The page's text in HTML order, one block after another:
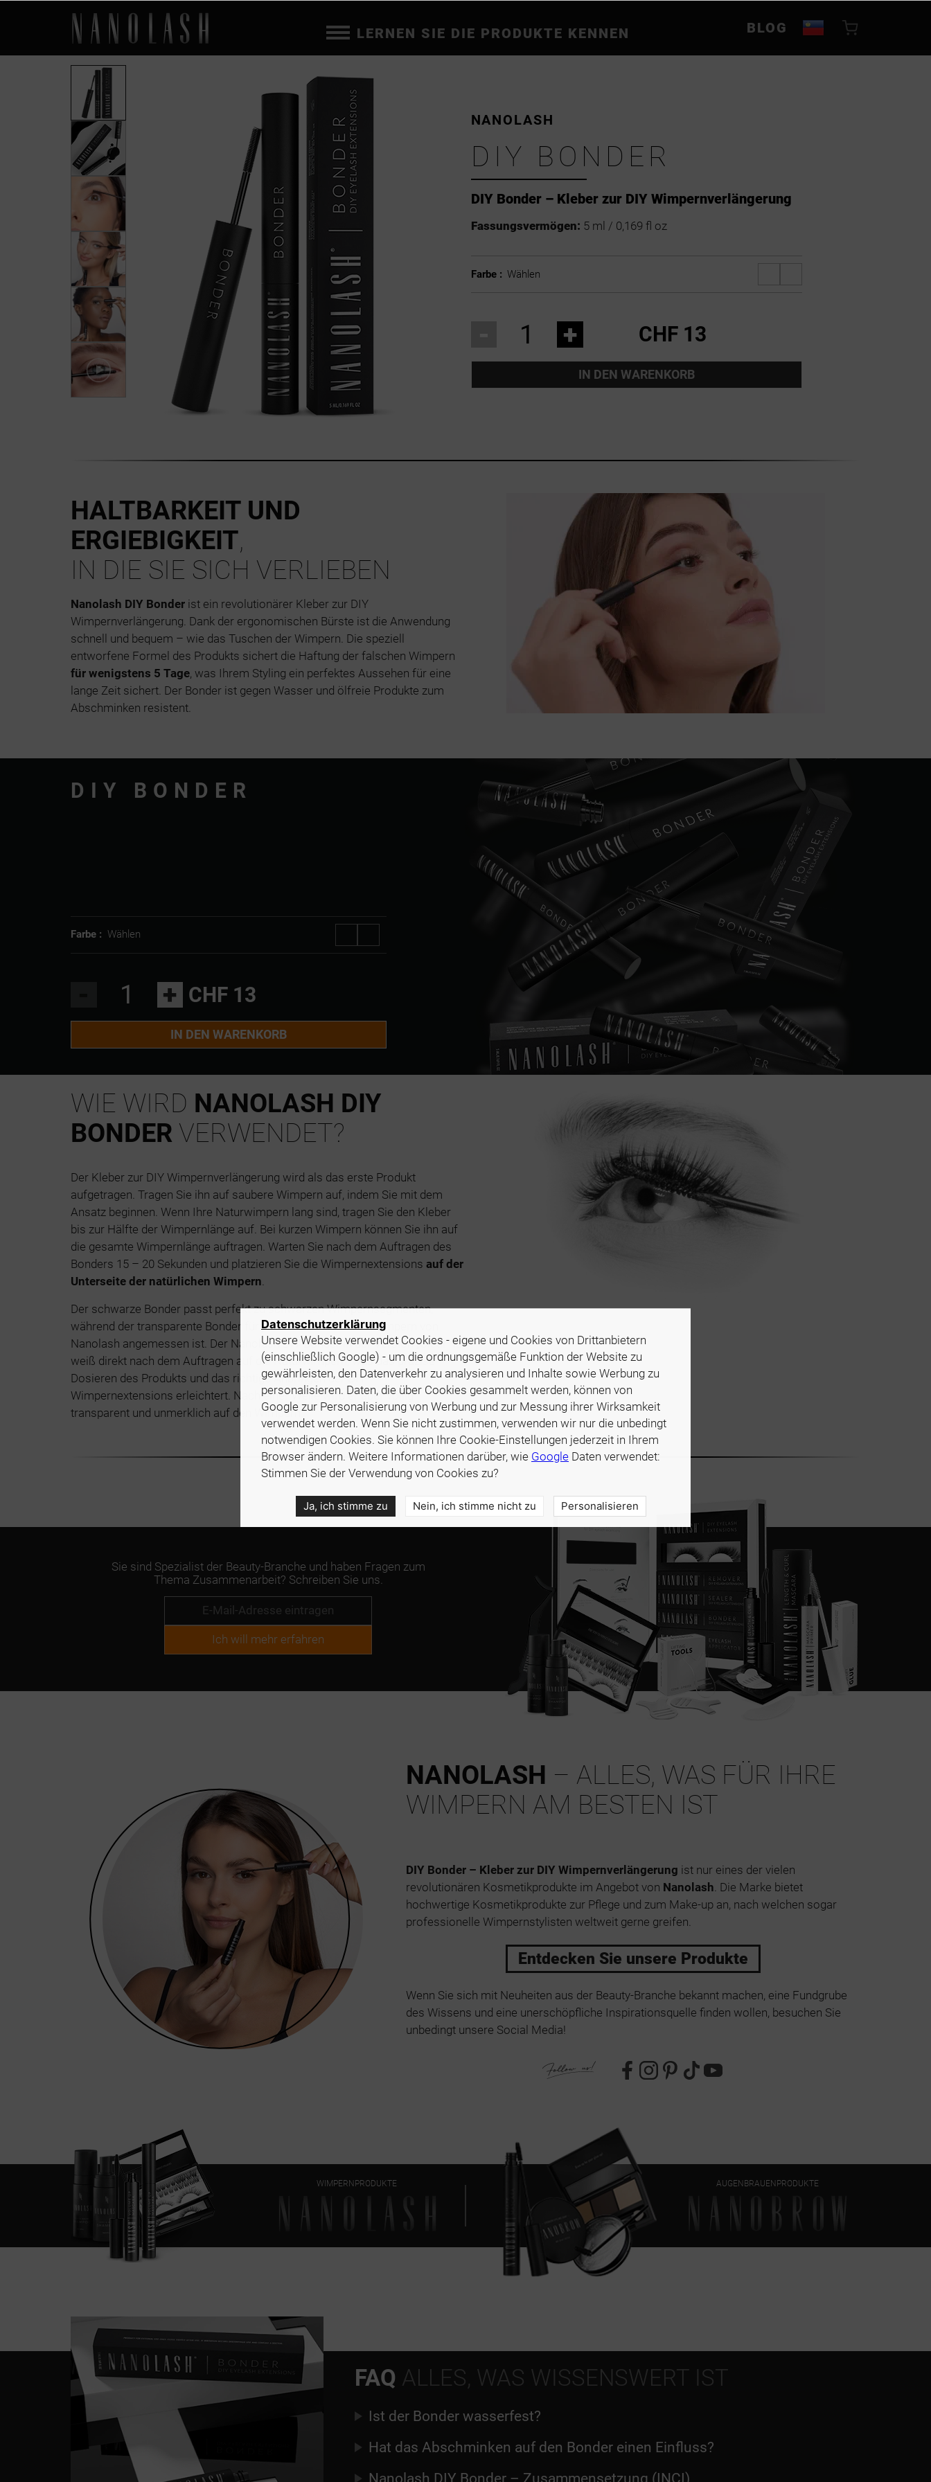
LERNEN SIE DIE PRODUKTE KENNEN BLOG
DIY Bonder – Kleber zur DIY Wimpernverlängerung
NANOLASH
DIY BONDER
Fassungsvermögen: 5 ml / 0,169 fl oz
Farbe : Wählen
+ CHF 13
IN DEN WARENKORB
HALTBARKEIT UND
ERGIEBIGKEIT,
IN DIE SIE SICH VERLIEBEN
Nanolash DIY Bonder ist ein revolutionärer Kleber zur DIY
Wimpernverlängerung. Dank der ergonomischen Bürste ist die Anwendung
schnell und bequem – wie das Tuschen der Wimpern. Die speziell
entworfene Formel des Produkts sichert die Haftung der falschen Wimpern
für wenigstens 5 Tage, was Ihrem Styling ein perfektes Aussehen für eine
lange Zeit sichert. Der Bonder ist gegen Wasser und ölfreie Produkte zum
Abschminken resistent.
DIY BONDER
Farbe : Wählen
+ CHF 13
IN DEN WARENKORB
WIE WIRD NANOLASH DIY
BONDER VERWENDET?
Der Kleber zur DIY Wimpernverlängerung wird als das erste Produkt
aufgetragen. Tragen Sie ihn auf saubere Wimpern auf, indem Sie mit dem
Ansatz beginnen. Wenn Ihre Naturwimpern lang sind, tragen Sie den Kleber
bis zur Hälfte der Wimpernlänge auf. Bei kurzen Wimpern können Sie ihn auf
die gesamte Wimpernlänge auftragen. Warten Sie nach dem Auftragen des
Bonders 15 – 20 Sekunden und platzieren Sie die Wimpernextensions auf der
Unterseite der natürlichen Wimpern
Der schwarze Bonder passt perfekt zu schwarzen Wimpernsegmenten,
während der transparente Bonder für jedes Modell der DIY Wimpern von
Nanolash angemessen ist. Der Nanolash DIY Bonder in der Version „Clear“ ist
weiß direkt nach dem Auftragen auf die Naturwimpern, was das präzise
Dosieren des Produkts und das richtige Anbringen der DIY
Wimpernextensions erleichtert. Nach einer Weile wird er aber völlig
transparent und unmerklich auf den Wimpern.
Sie sind Spezialist der Beauty-Branche und haben Fragen zum
Thema Zusammenarbeit? Schreiben Sie uns.
Ich will mehr erfahren
NANOLASH – ALLES, WAS FÜR IHRE
WIMPERN AM BESTEN IST
DIY Bonder – Kleber zur DIY Wimpernverlängerung ist nur eines der vielen
revolutionären Kosmetikprodukte im Angebot von Nanolash . Die Marke bietet
hochwertige Kosmetikprodukte zur Pflege und zum Make-up an, nach welchen sogar
professionelle Wimpernstylisten weltweit gerne greifen.
Entdecken Sie unsere Produkte
Wenn Sie sich mit Neuheiten aus der Beauty-Branche bekannt machen, eine Fundgrube
des Wissens und eine unerschöpfliche Inspirationsquelle finden wollen, besuchen Sie
unbedingt unsere Social Media!
WIMPERNPRODUKTE AUGENBRAUENPRODUKTE
FAQ ALLES, WAS WISSENSWERT IST
Ist der Bonder wasserfest?
Hat das Abschminken auf den Bonder einen Einfluss?
Nanolash DIY Bonder – Zusammensetzung (INCI)
Datenschutzerklärung
Unsere Website verwendet Cookies - eigene und Cookies von Drittanbietern
(einschließlich Google) - um die ordnungsgemäße Funktion der Website zu
gewährleisten, den Datenverkehr zu analysieren und Inhalte sowie Werbung zu
personalisieren. Daten, die über Cookies gesammelt werden, können von
Google zur Personalisierung von Werbung und zur Messung ihrer Wirksamkeit
verwendet werden. Wenn Sie nicht zustimmen, verwenden wir nur die unbedingt
notwendigen Cookies. Sie können Ihre Cookie-Einstellungen jederzeit in Ihrem
Browser ändern. Weitere Informationen darüber, wie Google Daten verwendet:
Stimmen Sie der Verwendung von Cookies zu?
Ja, ich stimme zu Nein, ich stimme nicht zu Personalisieren